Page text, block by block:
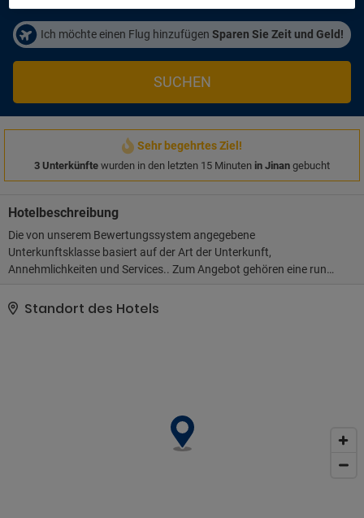
Ich möchte einen Flug hinzufügen Sparen Sie Zeit und Geld!
SUCHEN
Sehr begehrtes Ziel!
3 Unterkünfte wurden in den letzten 15 Minuten in Jinan gebucht
Hotelbeschreibung
Die von unserem Bewertungssystem angegebene
Unterkunftsklasse basiert auf der Art der Unterkunft,
Annehmlichkeiten und Services.. Zum Angebot gehören eine rund
eine Wäscherei. Vor Ort gibt es Folgendes: Parken ohne Service
Standort des Hotels